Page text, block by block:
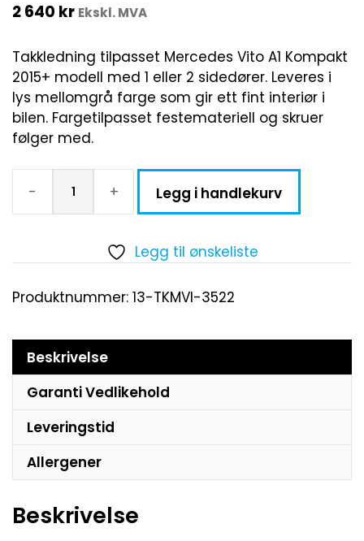
2 640 kr Ekskl. MVA
Takkledning tilpasset Mercedes Vito A1 Kompakt
2015+ modell med 1 eller 2 sidedører. Leveres i
lys mellomgrå farge som gir ett fint interiør i
bilen. Fargetilpasset festemateriell og skruer
følger med.
- + Legg i handlekurv
Legg til ønskeliste
Produktnummer: 13-TKMVI-3522
Beskrivelse
Garanti Vedlikehold
Leveringstid
Allergener
Beskrivelse